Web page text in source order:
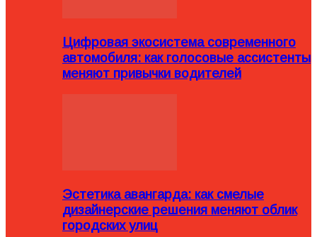
Цифровая экосистема современного
автомобиля: как голосовые ассистенты
меняют привычки водителей
Эстетика авангарда: как смелые
дизайнерские решения меняют облик
городских улиц